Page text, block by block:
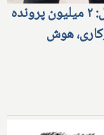
افتضاح در اداره مهاجرت کانادا، بخش اول: ۲ میلیون پرونده
هوش